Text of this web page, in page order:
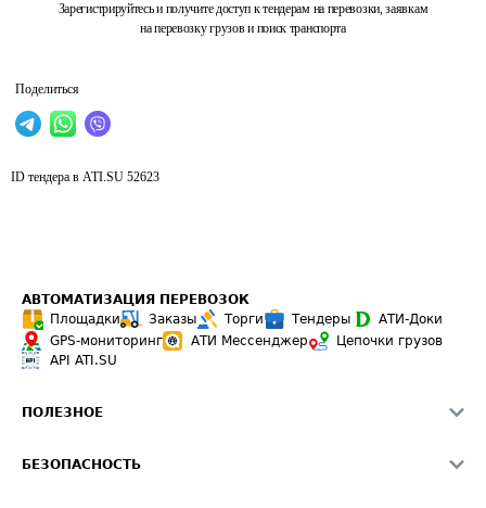
Зарегистрируйтесь и получите доступ к тендерам на перевозки, заявкам
на перевозку грузов и поиск транспорта
Поделиться
ID тендера в ATI.SU 52623
АВТОМАТИЗАЦИЯ ПЕРЕВОЗОК
Площадки
Заказы Торги Тендеры
АТИ-Доки
GPS-мониторинг
АТИ Мессенджер
Цепочки грузов
API ATI.SU
ПОЛЕЗНОЕ
БЕЗОПАСНОСТЬ